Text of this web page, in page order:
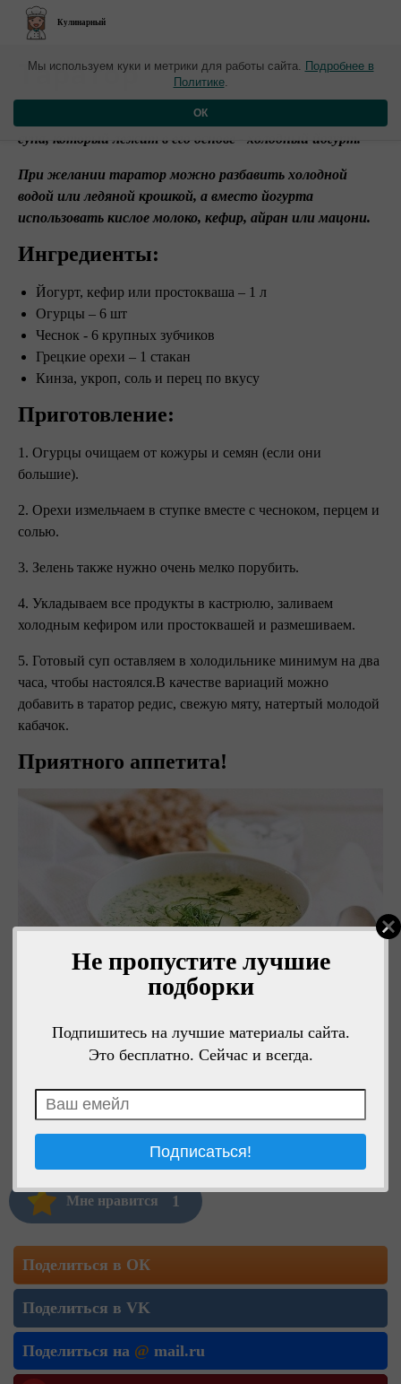
Не пропустите лучшие
подборки
Подпишитесь на лучшие материалы сайта.
Это бесплатно. Сейчас и всегда.
Кулинарный
​Таратор
Самый главный компонент этого основе болгарского
супа, который лежит в его основе - холодный йогурт.
При желании таратор можно разбавить холодной
водой или ледяной крошкой, а вместо йогурта
использовать кислое молоко, кефир, айран или мацони.
Ингредиенты:
Йогурт, кефир или простокваша – 1 л
Огурцы – 6 шт
Чеснок - 6 крупных зубчиков
Грецкие орехи – 1 стакан
Кинза, укроп, cоль и перец по вкусу
Приготовление:
1. Огурцы очищаем от кожуры и семян (если они
большие).
2. Орехи измельчаем в ступке вместе с чесноком, перцем и
солью.
3. Зелень также нужно очень мелко порубить.
4. Укладываем все продукты в кастрюлю, заливаем
холодным кефиром или простоквашей и размешиваем.
5. Готовый суп оставляем в холодильнике минимум на два
часа, чтобы настоялся.В качестве вариаций можно
добавить в таратор редис, свежую мяту, натертый молодой
кабачок.
Приятного аппетита!
Мне нравится 1
Поделиться в ОК
Поделиться в VK
Поделиться на @ mail.ru
Мы используем куки и метрики для работы сайта. Подробнее в
Политике.
ОК